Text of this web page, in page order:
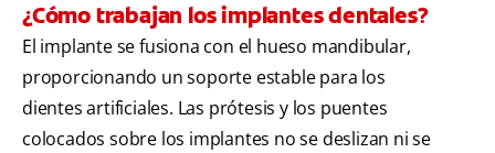
¿Cómo trabajan los implantes dentales?
El implante se fusiona con el hueso mandibular,
proporcionando un soporte estable para los
dientes artificiales. Las prótesis y los puentes
colocados sobre los implantes no se deslizan ni se